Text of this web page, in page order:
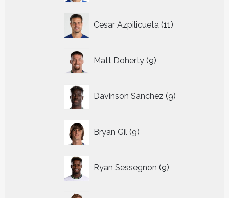
Cesar Azpilicueta 11
producten
Matt Doherty 9
producten
Davinson Sanchez 9
producten
Bryan Gil 9
producten
Ryan Sessegnon 9
producten